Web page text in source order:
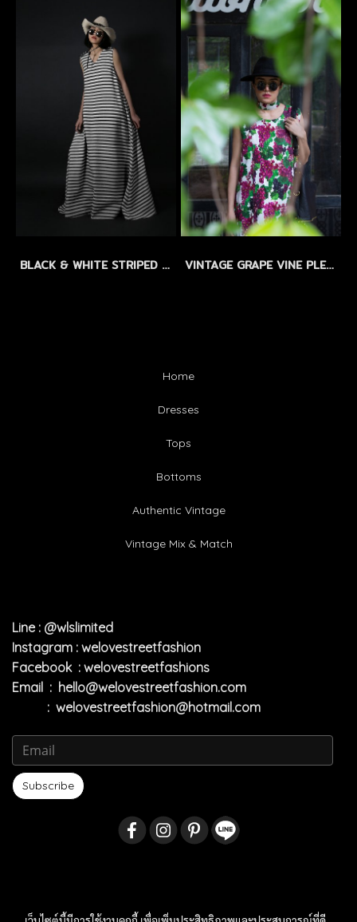
BLACK & WHITE STRIPED LINEN MAXI DRESS by WLS - แม็กซี่เดรสลินิน ลายทางขาว-ดำ VINTAGE GRAPE VINE PLEATED DRESS by WLS LIMITED EDITION - SIZEM
Home
Dresses
Tops
Bottoms
Authentic Vintage
Vintage Mix & Match
Line : @wlslimited
Instagram : welovestreetfashion
Facebook : welovestreetfashions
Email : hello@welovestreetfashion.com
: welovestreetfashion@hotmail.com
Subscribe